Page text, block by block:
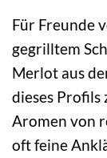
Für Freunde
gegrilltem
Merlot aus
dieses Profils
Aromen von
oft feine